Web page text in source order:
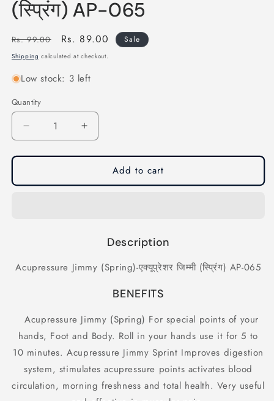
(स्प्रिंग) AP-065
Regular
price
Rs. 99.00
Sale
price
Rs. 89.00 Sale
Shipping calculated at checkout.
Low stock: 3 left
Quantity
Quantity
Decrease
quantity
for
Jimmy
Increase
quantity
for
Acupressure
Jimmy
Add to cart
Description
Acupressure Jimmy (Spring)-एक्यूप्रेशर जिम्मी (स्प्रिंग) AP-065
BENEFITS
Acupressure Jimmy (Spring) For special points of your
hands, Foot and Body. Roll in your hands use it for 5 to
10 minutes. Acupressure Jimmy Sprint Improves digestion
system, stimulates acupressure points activates blood
circulation, morning freshness and total health. Very useful